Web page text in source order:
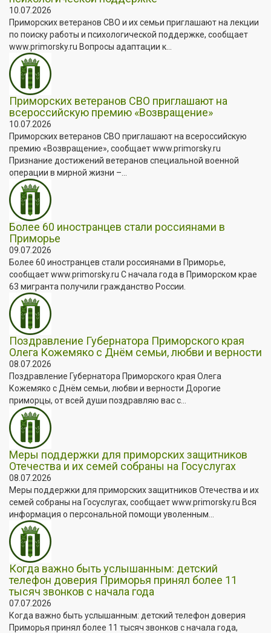
10.07.2026
Приморских ветеранов СВО и их семьи приглашают на лекции
по поиску работы и психологической поддержке, сообщает
www.primorsky.ru Вопросы адаптации к...
Приморских ветеранов СВО приглашают на
всероссийскую премию «Возвращение»
10.07.2026
Приморских ветеранов СВО приглашают на всероссийскую
премию «Возвращение», сообщает www.primorsky.ru
Признание достижений ветеранов специальной военной
операции в мирной жизни –...
Более 60 иностранцев стали россиянами в
Приморье
09.07.2026
Более 60 иностранцев стали россиянами в Приморье,
сообщает www.primorsky.ru С начала года в Приморском крае
63 мигранта получили гражданство России.
Поздравление Губернатора Приморского края
Олега Кожемяко с Днём семьи, любви и верности
08.07.2026
Поздравление Губернатора Приморского края Олега
Кожемяко с Днём семьи, любви и верности Дорогие
приморцы, от всей души поздравляю вас с...
Меры поддержки для приморских защитников
Отечества и их семей собраны на Госуслугах
08.07.2026
Меры поддержки для приморских защитников Отечества и их
семей собраны на Госуслугах, сообщает www.primorsky.ru Вся
информация о персональной помощи уволенным...
Когда важно быть услышанным: детский
телефон доверия Приморья принял более 11
тысяч звонков с начала года
07.07.2026
Когда важно быть услышанным: детский телефон доверия
Приморья принял более 11 тысяч звонков с начала года,